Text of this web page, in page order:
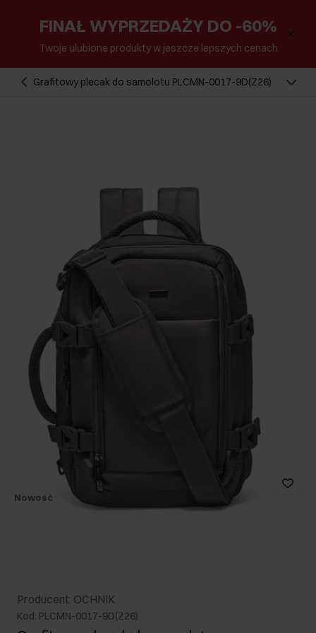
FINAŁ WYPRZEDAŻY DO -60%
Twoje ulubione produkty w jeszcze lepszych cenach
Grafitowy plecak do samolotu PLCMN-0017-9D(Z26)
Nowość
Producent: OCHNIK
Kod: PLCMN-0017-9D(Z26)